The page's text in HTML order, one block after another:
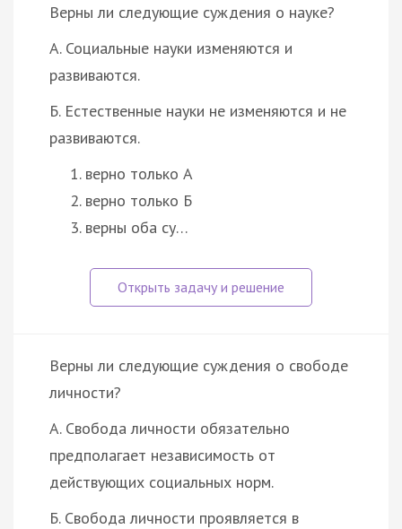
Верны ли следующие суждения о науке?
А. Социальные науки изменяются и
развиваются.
Б. Естественные науки не изменяются и не
развиваются.
верно только А
верно только Б
верны оба су…
Верны ли следующие суждения о свободе
личности?
А. Свобода личности обязательно
предполагает независимость от
действующих социальных норм.
Б. Свобода личности проявляется в